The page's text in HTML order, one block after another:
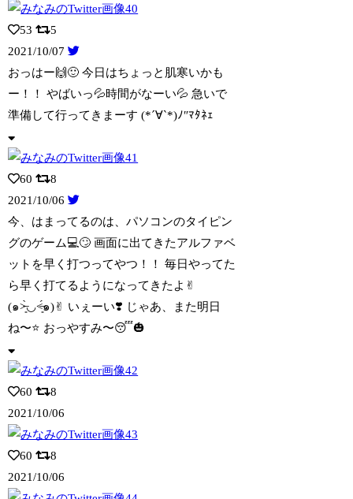
53
5
2021/10/07
おっはー🙌🙂 今日はちょっと肌寒いかも
ー！！ やばいっ💦時間がなーい💦 急いで
準備して行ってきまーす (*´∀︎`*)ﾉ″ﾏﾀﾈｪ
60
8
2021/10/06
今、はまってるのは、パソコンのタイピン
グのゲーム💻🙄 画面に出てきたアルファベ
ッ トを早く打つってやつ！！ 毎日やってた
ら早く打てるようになってきたよ✌︎
(๑˃̶͈̀◡︎˂̶͈́๑)✌︎ いぇーい❣️ じゃあ、また明日
ね〜⭐️ おっやすみ〜😴🎃
60
8
2021/10/06
60
8
2021/10/06